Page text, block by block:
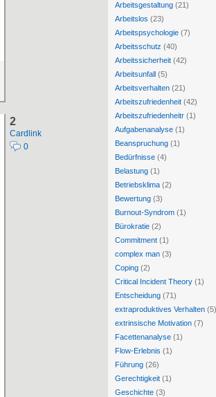
2
Cardlink
0
Arbeitsgestaltung (21)
Arbeitslos (23)
Arbeitspsychologie (7)
Arbeitsschutz (40)
Arbeitssicherheit (42)
Arbeitsunfall (5)
Arbeitsverhalten (21)
Arbeitszufriedenheit (42)
Arbeitszufriedenheitr (1)
Aufgabenanalyse (1)
Beanspruchung (1)
Bedürfnisse (4)
Belastung (1)
Betriebsklima (2)
Bewertung (3)
Burnout-Syndrom (1)
Bürokratie (2)
Commitment (1)
complex man (3)
Coping (2)
Critical Incident Theory (1)
Entscheidung (71)
extraproduktives Verhalten (5)
extrinsische Motivation (7)
Facettenanalyse (1)
Flow-Erlebnis (1)
Führung (26)
Gerechtigkeit (1)
Geschichte (3)